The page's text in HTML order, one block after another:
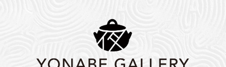
YONABE
GALLERY（ヨ
ナ
べ